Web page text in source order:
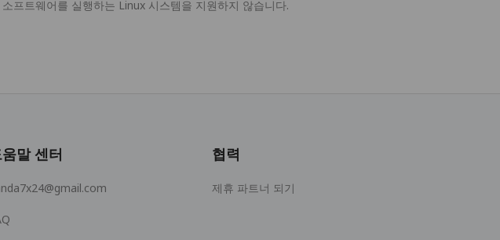
프트웨어를 실행하는 Linux 시스템을 지원하지 않습니다.
말 센터 협력
제휴 파트너 되기